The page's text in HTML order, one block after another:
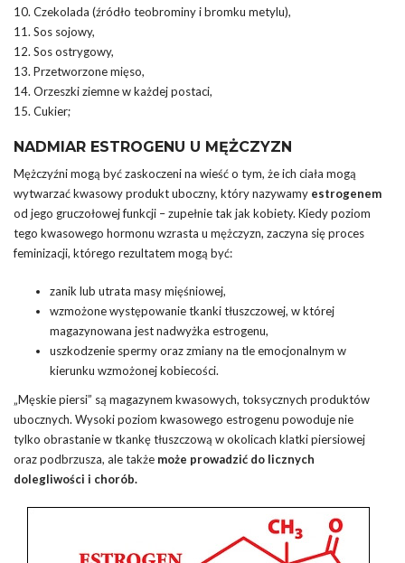
10. Czekolada (źródło teobrominy i bromku metylu),
11. Sos sojowy,
12. Sos ostrygowy,
13. Przetworzone mięso,
14. Orzeszki ziemne w każdej postaci,
15. Cukier;
NADMIAR ESTROGENU U MĘŻCZYZN
Mężczyźni mogą być zaskoczeni na wieść o tym, że ich ciała mogą
wytwarzać kwasowy produkt uboczny, który nazywamy estrogenem
od jego gruczołowej funkcji – zupełnie tak jak kobiety. Kiedy poziom
tego kwasowego hormonu wzrasta u mężczyzn, zaczyna się proces
feminizacji, którego rezultatem mogą być:
zanik lub utrata masy mięśniowej,
wzmożone występowanie tkanki tłuszczowej, w której
magazynowana jest nadwyżka estrogenu,
uszkodzenie spermy oraz zmiany na tle emocjonalnym w
kierunku wzmożonej kobiecości.
„Męskie piersi” są magazynem kwasowych, toksycznych produktów
ubocznych. Wysoki poziom kwasowego estrogenu powoduje nie
tylko obrastanie w tkankę tłuszczową w okolicach klatki piersiowej
oraz podbrzusza, ale także może prowadzić do licznych
dolegliwości i chorób.